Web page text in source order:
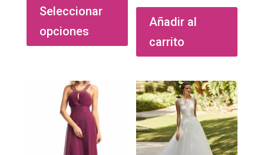
Seleccionar
opciones
producto
múltiples
variantes.
opciones
se
pueden
elegir
en
Añadir al
carrito